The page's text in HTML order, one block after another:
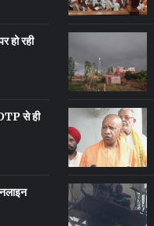
हो रही
से ही